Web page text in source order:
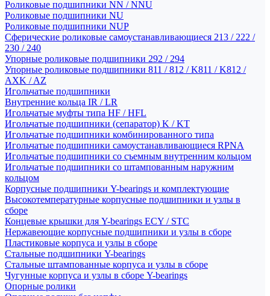
Роликовые подшипники NN / NNU
Роликовые подшипники NU
Роликовые подшипники NUP
Сферические роликовые самоустанавливающиеся 213 / 222 /
230 / 240
Упорные роликовые подшипники 292 / 294
Упорные роликовые подшипники 811 / 812 / K811 / K812 /
AXK / AZ
Игольчатые подшипники
Внутренние кольца IR / LR
Игольчатые муфты типа HF / HFL
Игольчатые подшипники (сепаратор) K / KT
Игольчатые подшипники комбинированного типа
Игольчатые подшипники самоустанавливающиеся RPNA
Игольчатые подшипники со съемным внутренним кольцом
Игольчатые подшипники со штампованным наружним
кольцом
Корпусные подшипники Y-bearings и комплектующие
Высокотемпературные корпусные подшипники и узлы в
сборе
Концевые крышки для Y-bearings ECY / STC
Нержавеющие корпусные подшипники и узлы в сборе
Пластиковые корпуса и узлы в сборе
Стальные подшипники Y-bearings
Стальные штампованные корпуса и узлы в сборе
Чугунные корпуса и узлы в сборе Y-bearings
Опорные ролики